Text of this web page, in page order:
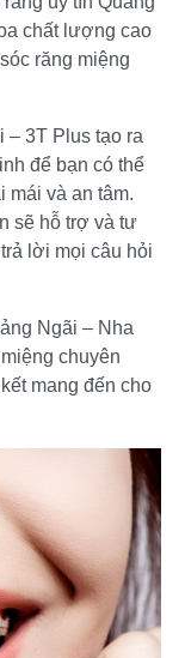
chất lượng cao
răng miệng
– 3T Plus tạo ra
để bạn có thể
mái và an tâm.
sẽ hỗ trợ và tư
lời mọi câu hỏi
Ngãi – Nha
chuyên
mang đến cho